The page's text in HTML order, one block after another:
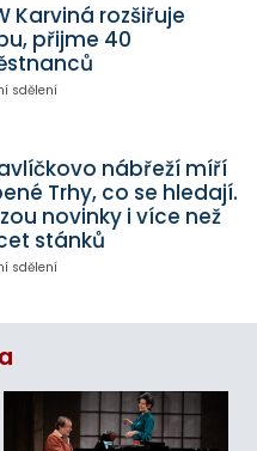
Karviná rozšiřuje
přijme 40
sdělení
nábřeží míří
Trhy, co se hledají.
novinky i více než
stánků
sdělení